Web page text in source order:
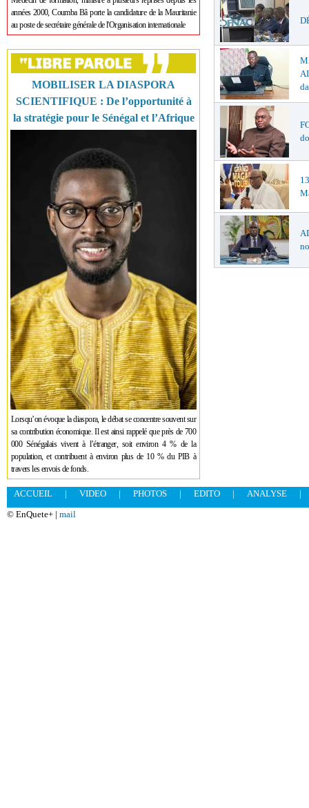
années 2000, Coumba Bâ porte la candidature de la Mauritanie
au poste de secrétaire générale de l'Organisation internationale
MOBILISER LA DIASPORA
SCIENTIFIQUE : De l’opportunité à
la stratégie pour le Sénégal et l’Afrique
Lorsqu’on évoque la diaspora, le débat se concentre souvent sur
sa contribution économique. Il est ainsi rappelé que près de 700
000 Sénégalais vivent à l’étranger, soit environ 4 % de la
population, et contribuent à environ plus de 10 % du PIB à
travers les envois de fonds.
ACCUEIL | VIDEO | PHOTOS | EDITO | ANALYSE
|
© EnQuete+ | mail